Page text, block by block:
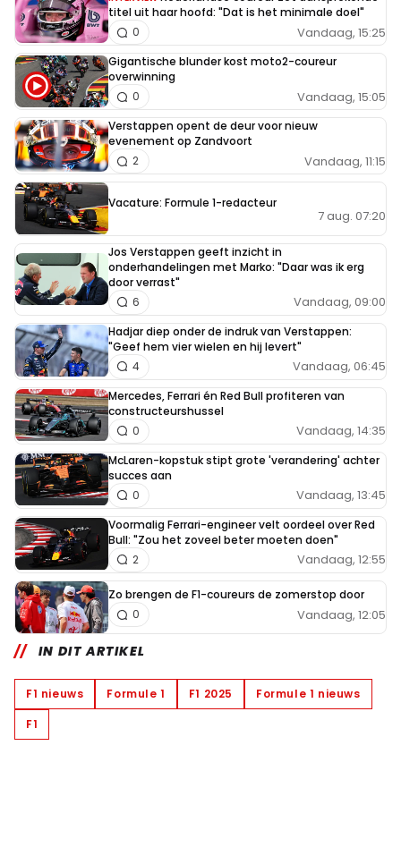
titel uit haar hoofd: "Dat is het minimale doel"
Vandaag, 15:25
0
Gigantische blunder kost moto2-coureur
overwinning
Vandaag, 15:05
0
Verstappen opent de deur voor nieuw
evenement op Zandvoort
Vandaag, 11:15
2
Vacature: Formule 1-redacteur
7 aug. 07:20
Jos Verstappen geeft inzicht in
onderhandelingen met Marko: "Daar was ik erg
door verrast"
Vandaag, 09:00
6
Hadjar diep onder de indruk van Verstappen:
"Geef hem vier wielen en hij levert"
Vandaag, 06:45
4
Mercedes, Ferrari én Red Bull profiteren van
constructeurshussel
Vandaag, 14:35
0
McLaren-kopstuk stipt grote 'verandering' achter
succes aan
Vandaag, 13:45
0
Voormalig Ferrari-engineer velt oordeel over Red
Bull: "Zou het zoveel beter moeten doen"
Vandaag, 12:55
2
Zo brengen de F1-coureurs de zomerstop door
Vandaag, 12:05
0
IN DIT ARTIKEL
F1 nieuws Formule 1 F1 2025
Formule 1 nieuws
F1